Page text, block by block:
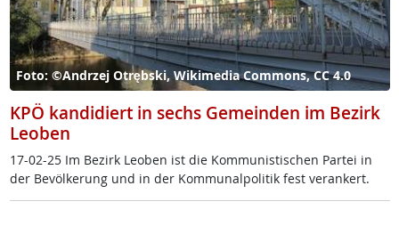
Foto: ©Andrzej Otrębski, Wikimedia Commons, CC 4.0
KPÖ kandidiert in sechs Gemeinden im Bezirk
Leoben
17-02-25 Im Be­zirk Leo­ben ist die Kom­mu­nis­ti­schen Par­tei in
der Be­völ­ke­rung und in der Kom­mu­nal­po­li­tik fest ver­an­kert.